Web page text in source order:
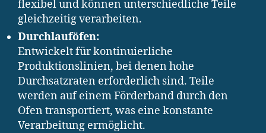
flexibel und können unterschiedliche Teile
gleichzeitig verarbeiten.
Durchlauföfen:
Entwickelt für kontinuierliche
Produktionslinien, bei denen hohe
Durchsatzraten erforderlich sind. Teile
werden auf einem Förderband durch den
Ofen transportiert, was eine konstante
Verarbeitung ermöglicht.